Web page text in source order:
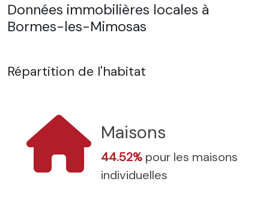
Données immobilières locales à
Bormes-les-Mimosas
Répartition de l'habitat
Maisons
44.52% pour les maisons
individuelles